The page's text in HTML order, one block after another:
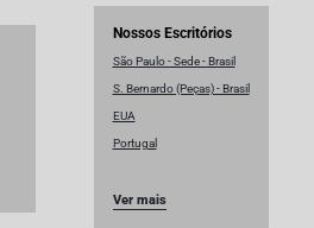
Nossos Escritórios
São Paulo - Sede - Brasil
S. Bernardo (Peças) - Brasil
EUA
Portugal
Ver mais